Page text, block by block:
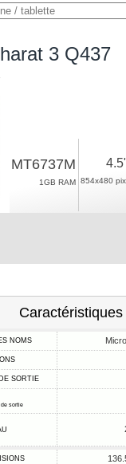
3 Q437
MT6737M
1GB RAM 854x480 pix.
Caractéristiques
NOMS
SORTIE
sortie